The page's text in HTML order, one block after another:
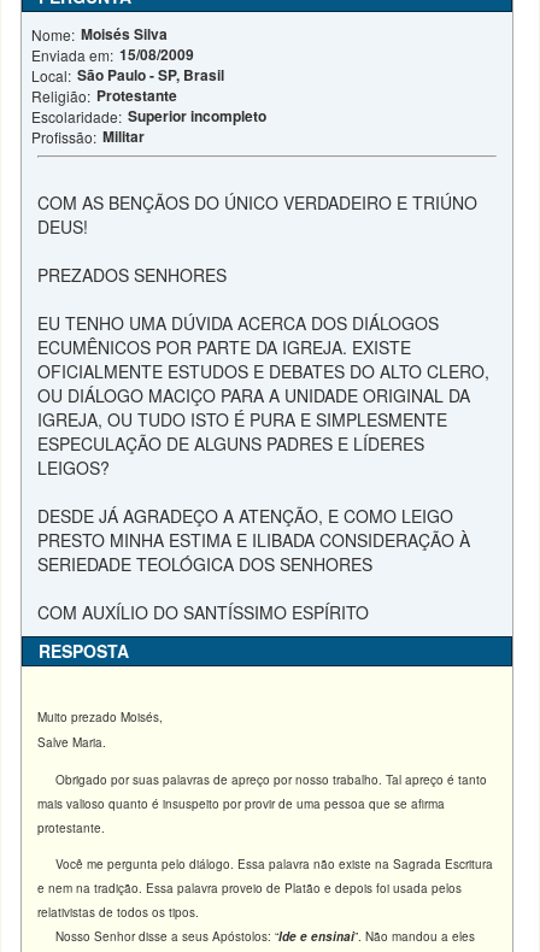
Nome: Moisés Silva
Enviada em: 15/08/2009
Local: São Paulo - SP, Brasil
Religião: Protestante
Escolaridade: Superior incompleto
Profissão: Militar
COM AS BENÇÃOS DO ÚNICO VERDADEIRO E TRIÚNO
DEUS!
PREZADOS SENHORES
EU TENHO UMA DÚVIDA ACERCA DOS DIÁLOGOS
ECUMÊNICOS POR PARTE DA IGREJA. EXISTE
OFICIALMENTE ESTUDOS E DEBATES DO ALTO CLERO,
OU DIÁLOGO MACIÇO PARA A UNIDADE ORIGINAL DA
IGREJA, OU TUDO ISTO É PURA E SIMPLESMENTE
ESPECULAÇÃO DE ALGUNS PADRES E LÍDERES
LEIGOS?
DESDE JÁ AGRADEÇO A ATENÇÃO, E COMO LEIGO
PRESTO MINHA ESTIMA E ILIBADA CONSIDERAÇÃO À
SERIEDADE TEOLÓGICA DOS SENHORES
COM AUXÍLIO DO SANTÍSSIMO ESPÍRITO
RESPOSTA
Muito prezado Moisés,
Salve Maria.
Obrigado por suas palavras de apreço por nosso trabalho. Tal apreço é tanto
mais valioso quanto é insuspeito por provir de uma pessoa que se afirma
protestante.
Você me pergunta pelo diálogo. Essa palavra não existe na Sagrada Escritura
e nem na tradição. Essa palavra proveio de Platão e depois foi usada pelos
relativistas de todos os tipos.
Nosso Senhor disse a seus Apóstolos: “Ide e ensinai”. Não mandou a eles